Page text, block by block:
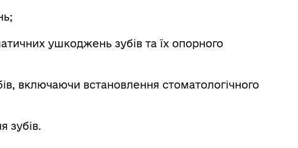
ушкоджень зубів та їх опорного
включаючи встановлення стоматологічного
зубів.